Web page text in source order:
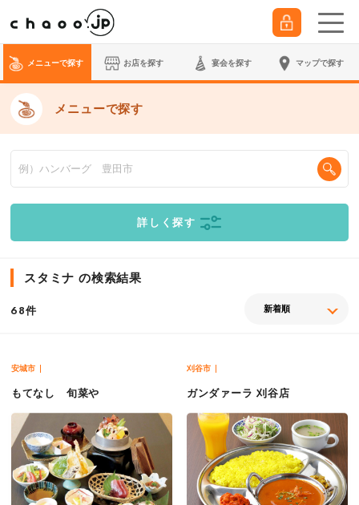
メニューで探す お店を探す 宴会を探す マップで探す
メニューで探す
詳しく探す
スタミナ の検索結果
68件
安城市
もてなし 旬菜や
刈谷市
ガンダァーラ 刈谷店